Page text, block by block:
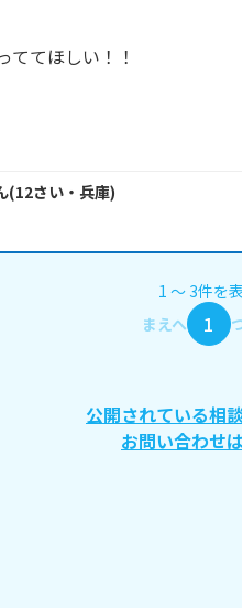
ててほしい！！
(12さい・ 兵庫)
1 〜 3件を
まえへ
1
公開されている相
お問い合わせ